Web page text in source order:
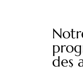
des